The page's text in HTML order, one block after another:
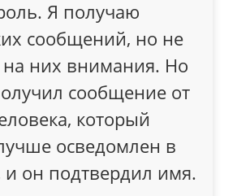
Я получаю
сообщений, но не
них внимания. Но
сообщение от
который
осведомлен в
и он подтвердил имя.